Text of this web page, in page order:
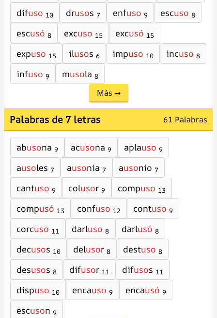
difuso 10 drusos 7 enfuso 9 escuso 8
escusó 8 excuso 15 excusó 15
expuso 15 ilusos 6 impuso 10 incuso 8
infuso 9 musola 8
Más →
Palabras de 7 letras 61 Palabras
abusona 9 acusona 9 aplauso 9
ausoles 7 ausonia 7 ausonio 7
cantuso 9 colusor 9 compuso 13
compusó 13 confuso 12 contuso 9
corcuso 11 darluso 8 darlusó 8
decusos 10 delusor 8 destuso 8
desusos 8 difusor 11 difusos 11
dispuso 10 encauso 9 encausó 9
escuson 9